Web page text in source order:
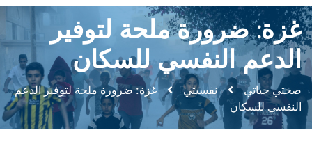
غزة: ضرورة ملحة لتوفير
الدعم النفسي للسكان
صحتي حياتي نفسيتي
غزة: ضرورة ملحة لتوفير الدعم
النفسي للسكان